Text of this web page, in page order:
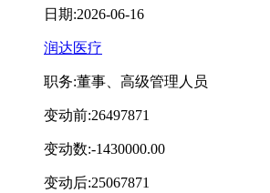
日期:2026-06-16
润达医疗
职务:董事、高级管理人员
变动前:26497871
变动数:-1430000.00
变动后:25067871